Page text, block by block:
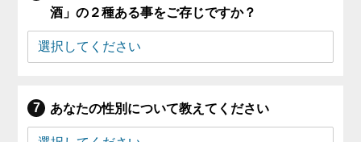
酒」の２種ある事をご存じですか？
あなたの性別について教えてください